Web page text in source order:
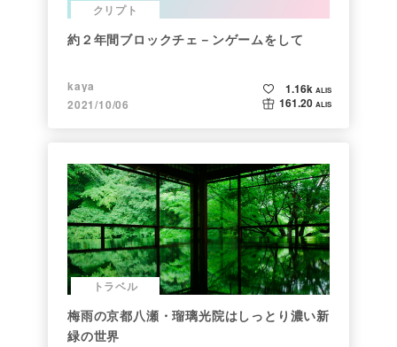
クリプト
約２年間ブロックチェ－ンゲームをして
kaya
2021/10/06
1.16k ALIS
161.20 ALIS
トラベル
梅雨の京都八瀬・瑠璃光院はしっとり濃い新
緑の世界